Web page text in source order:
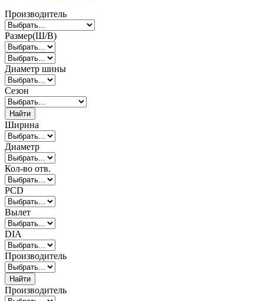
Производитель
Размер(Ш/В)
Диаметр шины
Сезон
Найти
Ширина
Диаметр
Кол-во отв.
PCD
Вылет
DIA
Производитель
Найти
Производитель